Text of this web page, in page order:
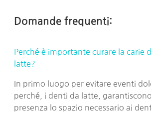
Domande frequenti:
Perché è importante curare la carie
latte?
In primo luogo per evitare eventi
perché, i denti da latte,
presenza lo spazio necessario ai